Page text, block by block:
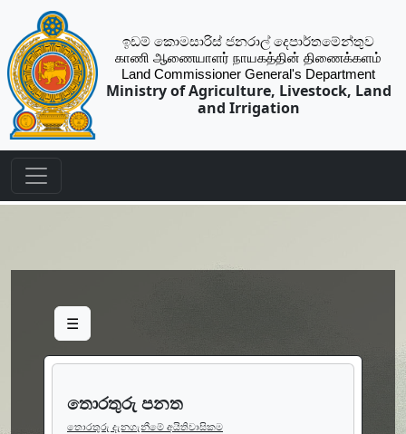
ඉඩම් කොමසාරිස් ජනරාල් දෙපාර්තමේන්තුව
காணி ஆணையாளர் நாயகத்தின் திணைக்களம்
Land Commissioner General's Department
Ministry of Agriculture, Livestock, Land
and Irrigation
☰
තොරතුරු පනත
තොරතුරු දැනගැනීමේ අයිතිවාසිකම